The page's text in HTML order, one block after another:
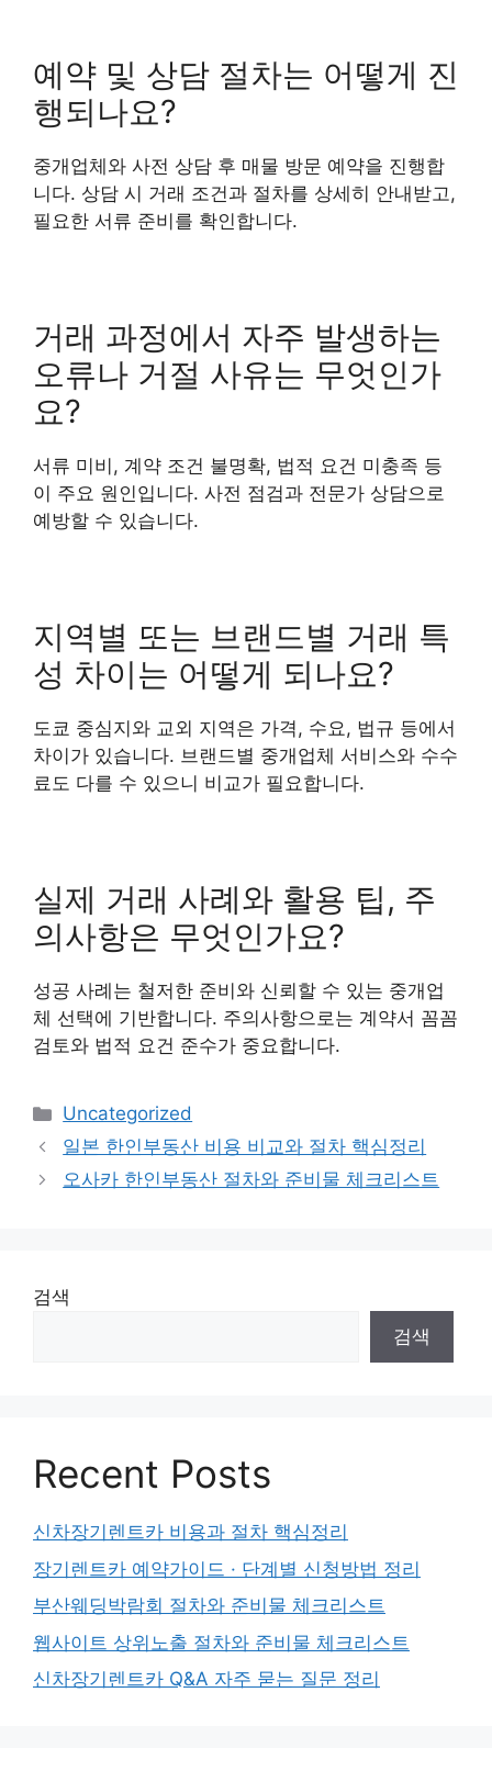
예약 및 상담 절차는 어떻게 진
행되나요?
중개업체와 사전 상담 후 매물 방문 예약을 진행합
니다. 상담 시 거래 조건과 절차를 상세히 안내받고,
필요한 서류 준비를 확인합니다.
거래 과정에서 자주 발생하는
오류나 거절 사유는 무엇인가
요?
서류 미비, 계약 조건 불명확, 법적 요건 미충족 등
이 주요 원인입니다. 사전 점검과 전문가 상담으로
예방할 수 있습니다.
지역별 또는 브랜드별 거래 특
성 차이는 어떻게 되나요?
도쿄 중심지와 교외 지역은 가격, 수요, 법규 등에서
차이가 있습니다. 브랜드별 중개업체 서비스와 수수
료도 다를 수 있으니 비교가 필요합니다.
실제 거래 사례와 활용 팁, 주
의사항은 무엇인가요?
성공 사례는 철저한 준비와 신뢰할 수 있는 중개업
체 선택에 기반합니다. 주의사항으로는 계약서 꼼꼼
검토와 법적 요건 준수가 중요합니다.
카
테
리
Uncategorized
일본 한인부동산 비용 비교와 절차 핵심정리
오사카 한인부동산 절차와 준비물 체크리스트
검색
검색
Recent Posts
신차장기렌트카 비용과 절차 핵심정리
장기렌트카 예약가이드 · 단계별 신청방법 정리
부산웨딩박람회 절차와 준비물 체크리스트
웹사이트 상위노출 절차와 준비물 체크리스트
신차장기렌트카 Q&A 자주 묻는 질문 정리